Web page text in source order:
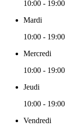
10:00 - 19:00
Mardi
10:00 - 19:00
Mercredi
10:00 - 19:00
Jeudi
10:00 - 19:00
Vendredi